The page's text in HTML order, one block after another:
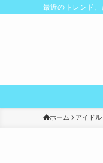
最近のトレンド
ホーム アイドル